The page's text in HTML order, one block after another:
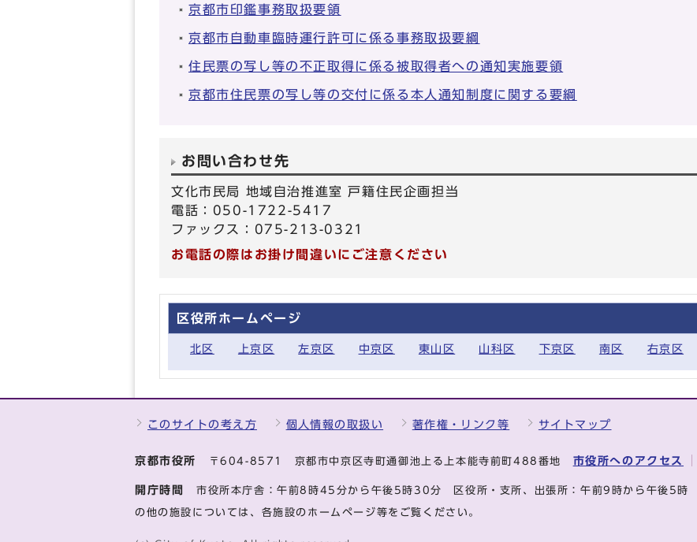
京都市印鑑事務取扱要領
京都市自動車臨時運行許可に係る事務取扱要綱
住民票の写し等の不正取得に係る被取得者への通知実施要領
京都市住民票の写し等の交付に係る本人通知制度に関する要綱
お問い合わせ先
文化市民局 地域自治推進室 戸籍住民企画担当
電話：050-1722-5417
ファックス：075-213-0321
お電話の際はお掛け間違いにご注意ください
区役所ホームページ
北区 上京区 左京区 中京区 東山区 山科区 下京区 南区 右京区
このサイトの考え方 個人情報の取扱い 著作権・リンク等 サイトマップ
京都市役所 〒604-8571 京都市中京区寺町通御池上る上本能寺前町488番地 市役所へのアクセス
開庁時間 市役所本庁舎：午前8時45分から午後5時30分 区役所・支所、出張所：午前9時から午後5時
の他の施設については、各施設のホームページ等をご覧ください。